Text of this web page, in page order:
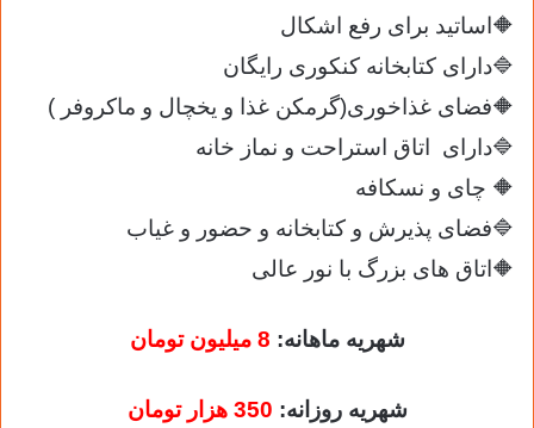
🔶اساتید برای رفع اشکال
🔷دارای کتابخانه کنکوری رایگان
🔶فضای غذاخوری(گرمکن غذا و یخچال و ماکروفر )
🔷دارای اتاق استراحت و نماز خانه
🔶 چای و نسکافه
🔷فضای پذیرش و کتابخانه و حضور و غیاب
🔶اتاق های بزرگ با نور عالی
شهریه ماهانه: 8 میلیون تومان
شهریه روزانه: 350 هزار تومان